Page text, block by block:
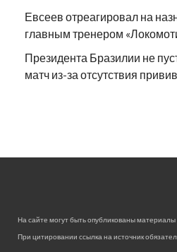
Евсеев отреагировал на
главным тренером
Президента Бразилии не
матч из-за отсутствия
На сайте могут быть опубликованы материалы
При цитировании ссылка на источник